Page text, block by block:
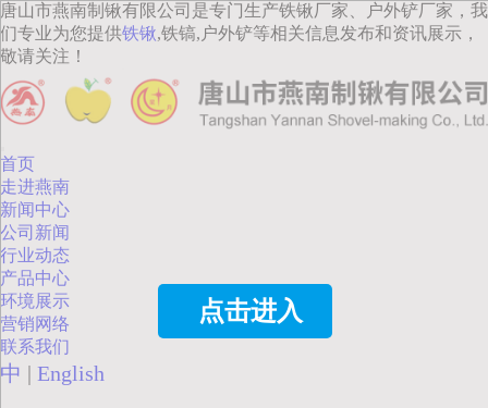
点击进入
唐山市燕南制锹有限公司是专门生产铁锹厂家、户外铲厂家，我
们专业为您提供铁锹,铁镐,户外铲等相关信息发布和资讯展示，
敬请关注！
首页
走进燕南
新闻中心
公司新闻
行业动态
产品中心
环境展示
营销网络
联系我们
中 | English